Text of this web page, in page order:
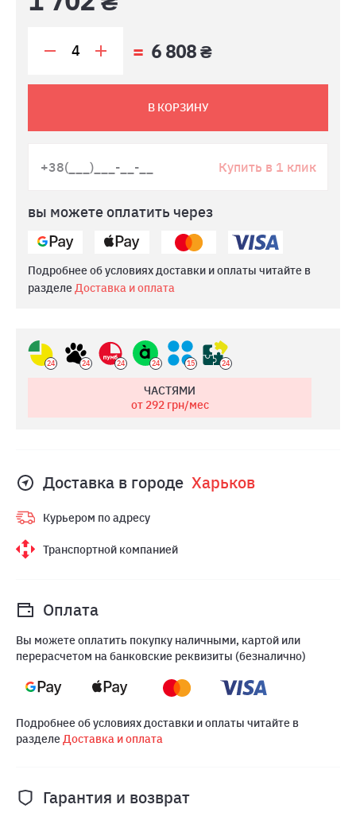
6 808 ₴
В КОРЗИНУ
Купить в 1 клик
вы можете оплатить через
Подробнее об условиях доставки и оплаты читайте в
разделеДоставка и оплата
24 24 24 24 15 24
ЧАСТЯМИ
от 292грн/мес
Доставка в городе Харьков
Курьером по адресу
Транспортной компанией
Оплата
Вы можете оплатить покупку наличными, картой или
перерасчетом на банковские реквизиты (безналично)
Подробнее об условиях доставки и оплаты читайте в
разделеДоставка и оплата
Гарантия и возврат